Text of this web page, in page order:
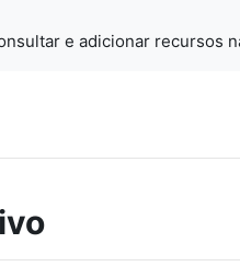
e adicionar recursos